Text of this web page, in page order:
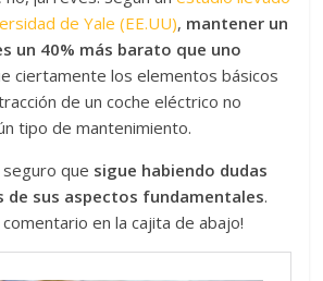
de Yale (EE.UU), mantener un
un 40% más barato que uno
ciertamente los elementos básicos
de un coche eléctrico no
tipo de mantenimiento.
que sigue habiendo dudas
de sus aspectos fundamentales.
comentario en la cajita de abajo!